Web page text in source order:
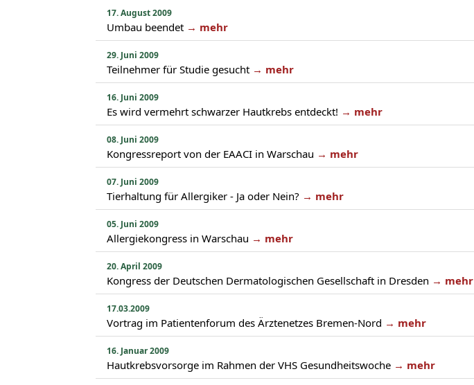
17. August 2009
Umbau beendet → mehr
29. Juni 2009
Teilnehmer für Studie gesucht → mehr
16. Juni 2009
Es wird vermehrt schwarzer Hautkrebs entdeckt! → mehr
08. Juni 2009
Kongressreport von der EAACI in Warschau → mehr
07. Juni 2009
Tierhaltung für Allergiker - Ja oder Nein? → mehr
05. Juni 2009
Allergiekongress in Warschau → mehr
20. April 2009
Kongress der Deutschen Dermatologischen Gesellschaft in Dresden → mehr
17.03.2009
Vortrag im Patientenforum des Ärztenetzes Bremen-Nord → mehr
16. Januar 2009
Hautkrebsvorsorge im Rahmen der VHS Gesundheitswoche → mehr